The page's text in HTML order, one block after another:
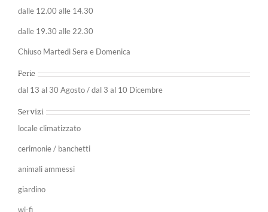
dalle 12.00 alle 14.30
dalle 19.30 alle 22.30
Chiuso Martedì Sera e Domenica
Ferie
dal 13 al 30 Agosto / dal 3 al 10 Dicembre
Servizi
locale climatizzato
cerimonie / banchetti
animali ammessi
giardino
wi-fi